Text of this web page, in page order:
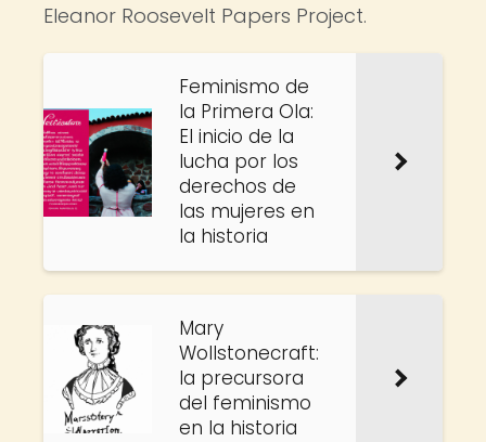
Eleanor Roosevelt Papers Project.
Feminismo de
la Primera Ola:
El inicio de la
lucha por los
derechos de
las mujeres en
la historia
Mary
Wollstonecraft:
la precursora
del feminismo
en la historia